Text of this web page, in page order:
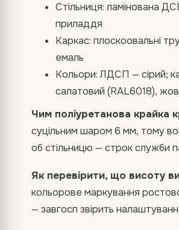
Стільниця: ламінована
приладдя
Каркас: плоскоовальні
емаль
Кольори: ЛДСП — сірий;
салатовий (RAL6018),
Чим поліуретанова крайка
суцільним шаром 6 мм, тому
об стільницю — строк служби
Як перевірити, що висоту
кольорове маркування
— завгосп звірить